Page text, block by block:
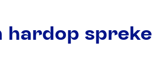
hardop